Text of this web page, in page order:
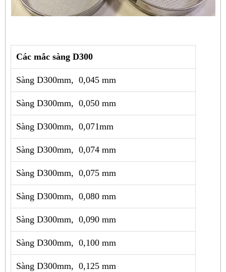
Các mắc sàng D300
Sàng D300mm, 0,045 mm
Sàng D300mm, 0,050 mm
Sàng D300mm, 0,071mm
Sàng D300mm, 0,074 mm
Sàng D300mm, 0,075 mm
Sàng D300mm, 0,080 mm
Sàng D300mm, 0,090 mm
Sàng D300mm, 0,100 mm
Sàng D300mm, 0,125 mm